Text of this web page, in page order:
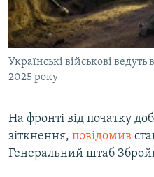
ПОДКАСТИ
КРИМ РЕАЛІЇ
РУС
КТАТ
ДОЛУЧАЙСЯ!
Українські військові
2025 року
На фронті від початку
зіткнення, повідомив
Генеральний штаб